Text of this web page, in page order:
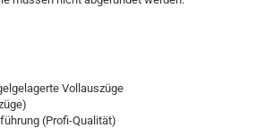
Vollauszüge
(Profi-Qualität)